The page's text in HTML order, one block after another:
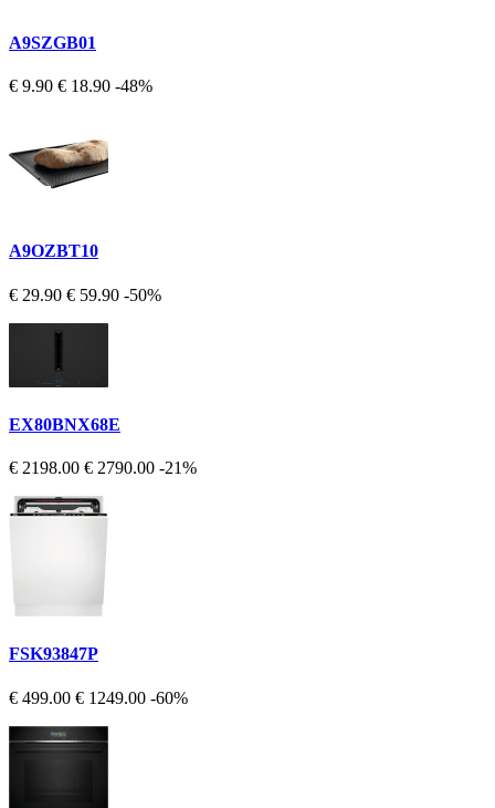
A9SZGB01
€ 9.90 € 18.90 -48%
A9OZBT10
€ 29.90 € 59.90 -50%
EX80BNX68E
€ 2198.00 € 2790.00 -21%
FSK93847P
€ 499.00 € 1249.00 -60%